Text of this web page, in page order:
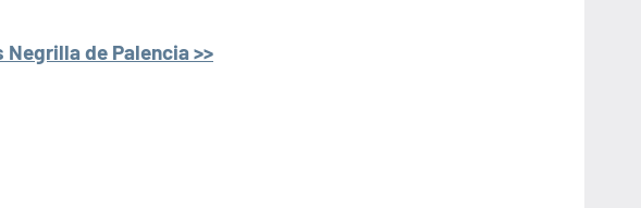
de Palencia >>